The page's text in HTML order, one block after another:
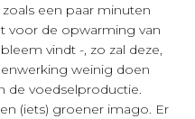
een paar minuten
voor de opwarming van
vindt -, zo zal deze,
weinig doen
de voedselproductie.
(iets) groener imago. Er